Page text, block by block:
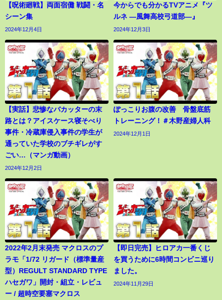
【呪術廻戦】両面宿儺 戦闘・名
シーン集
2024年12月4日
今からでも分かるTVアニメ『ツ
ルネ ―風舞高校弓道部―』
2024年12月3日
【実話】悲惨なバカッターの末
路とは？アイスケース寝そべり
事件・冷蔵庫侵入事件の学生が
通っていた学校のブチギレがす
ごい…（マンガ動画）
2024年12月2日
ぽっこりお腹の改善 骨盤底筋
トレーニング！＃木野産婦人科
2024年12月1日
2022年2月末発売 マクロスのプ
ラモ「1/72 リガード（標準量産
型）REGULT STANDARD TYPE
ハセガワ」開封・組立・レビュ
ー / 超時空要塞マクロス
【即日完売】ヒロアカ一番くじ
を買うために6時間コンビニ巡り
ました。
2024年11月29日